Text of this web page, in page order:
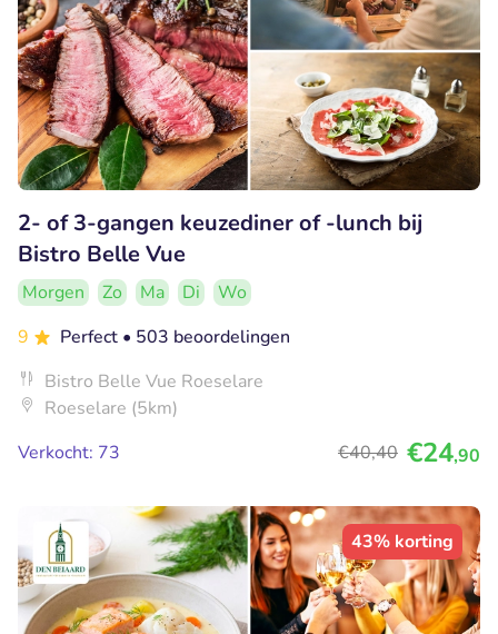
2- of 3-gangen keuzediner of -lunch bij
Bistro Belle Vue
Morgen Zo Ma Di
Wo
9
Perfect • 503 beoordelingen
Bistro Belle Vue Roeselare
Roeselare (5km)
Verkocht: 73
€40,40 €24,90
43% korting